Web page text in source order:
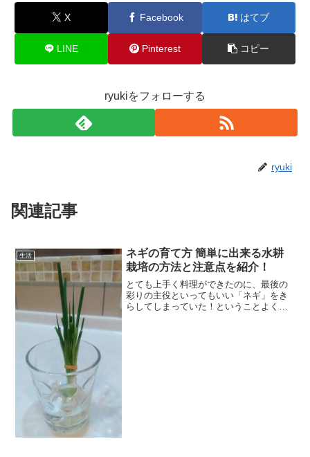
X Facebook はてブ
LINE Pinterest コピー
ryukiをフォローする
ryuki
関連記事
生活
ネギの育て方 簡単に出来る水耕
栽培の方法と注意点を紹介！
とても上手く料理ができたのに、最後の
彩りの主役といってもいい「ネギ」をき
らしてしまっていた！ということよくあ